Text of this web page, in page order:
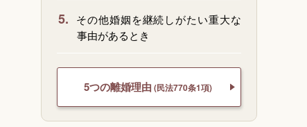
5.
その他婚姻を継続しがたい重大な
事由があるとき
5つの離婚理由 (民法770条1項)